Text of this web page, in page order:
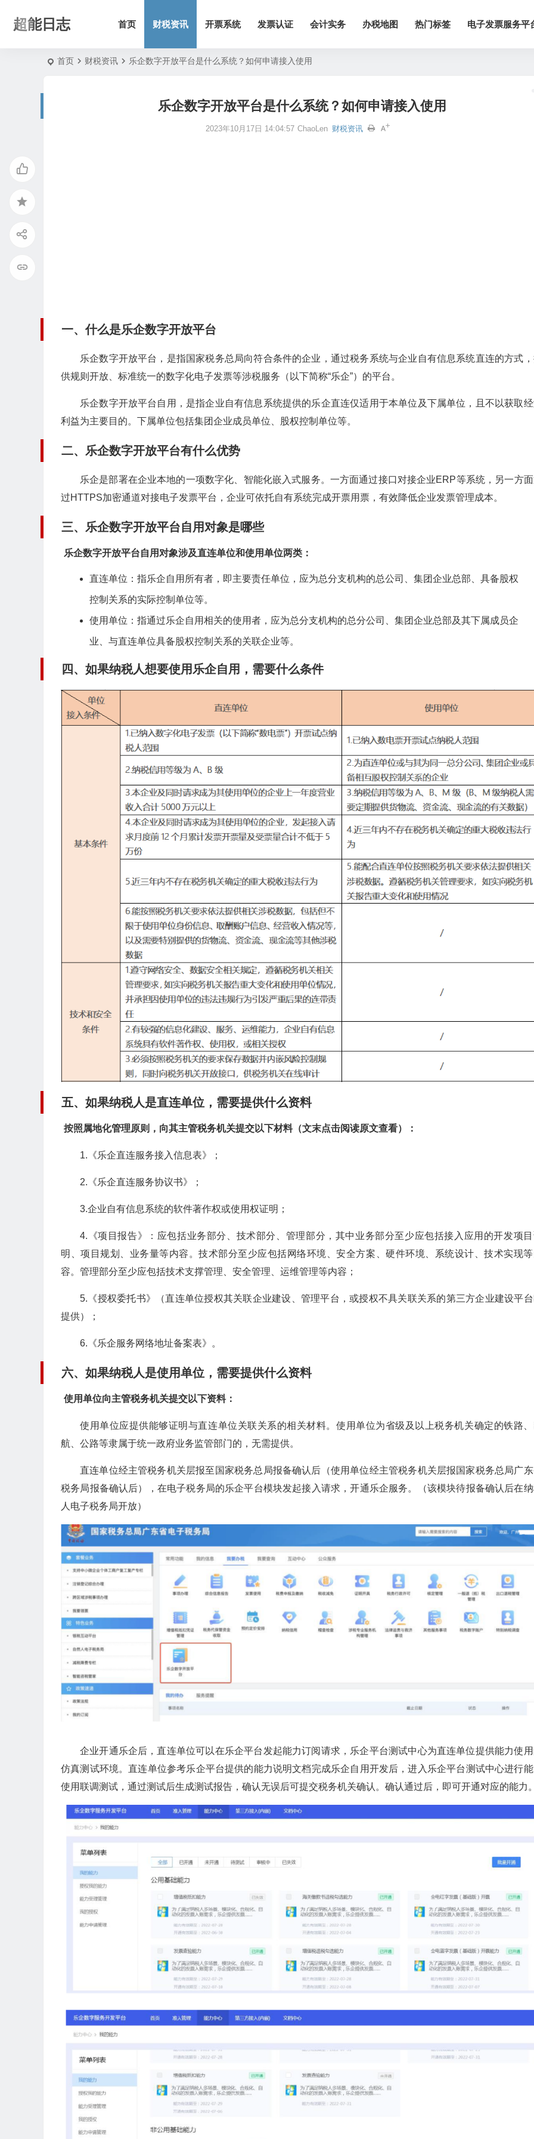
超能日志 首页 财税资讯 开票系统 发票认证 会计实务 办税地图 热门标签 电子发票服务平
首页 财税资讯 乐企数字开放平台是什么系统？如何申请接入使用
乐企数字开放平台是什么系统？如何申请接入使用
2023年10月17日 14:04:57 ChaoLen 财税资讯
一、什么是乐企数字开放平台
乐企数字开放平台，是指国家税务总局向符合条件的企业，通过税务系统与企业自有信息系统直连的方式
供规则开放、标准统一的数字化电子发票等涉税服务（以下简称“乐企”）的平台。
乐企数字开放平台自用，是指企业自有信息系统提供的乐企直连仅适用于本单位及下属单位，且不以获取
利益为主要目的。下属单位包括集团企业成员单位、股权控制单位等。
二、乐企数字开放平台有什么优势
乐企是部署在企业本地的一项数字化、智能化嵌入式服务。一方面通过接口对接企业ERP等系统，另一方面
过HTTPS加密通道对接电子发票平台，企业可依托自有系统完成开票用票，有效降低企业发票管理成本。
三、乐企数字开放平台自用对象是哪些
乐企数字开放平台自用对象涉及直连单位和使用单位两类：
直连单位：指乐企自用所有者，即主要责任单位，应为总分支机构的总公司、集团企业总部、具备股权
控制关系的实际控制单位等。
使用单位：指通过乐企自用相关的使用者，应为总分支机构的总分公司、集团企业总部及其下属成员企
业、与直连单位具备股权控制关系的关联企业等。
四、如果纳税人想要使用乐企自用，需要什么条件
五、如果纳税人是直连单位，需要提供什么资料
按照属地化管理原则，向其主管税务机关提交以下材料（文末点击阅读原文查看）：
1.《乐企直连服务接入信息表》；
2.《乐企直连服务协议书》；
3.企业自有信息系统的软件著作权或使用权证明；
4.《项目报告》：应包括业务部分、技术部分、管理部分，其中业务部分至少应包括接入应用的开发项
明、项目规划、业务量等内容。技术部分至少应包括网络环境、安全方案、硬件环境、系统设计、技术实现
容。管理部分至少应包括技术支撑管理、安全管理、运维管理等内容；
5.《授权委托书》（直连单位授权其关联企业建设、管理平台，或授权不具关联关系的第三方企业建设平
提供）；
6.《乐企服务网络地址备案表》。
六、如果纳税人是使用单位，需要提供什么资料
使用单位向主管税务机关提交以下资料：
使用单位应提供能够证明与直连单位关联关系的相关材料。使用单位为省级及以上税务机关确定的铁路
航、公路等隶属于统一政府业务监管部门的，无需提供。
直连单位经主管税务机关层报至国家税务总局报备确认后（使用单位经主管税务机关层报国家税务总局广
税务局报备确认后），在电子税务局的乐企平台模块发起接入请求，开通乐企服务。（该模块待报备确认后在
人电子税务局开放）
企业开通乐企后，直连单位可以在乐企平台发起能力订阅请求，乐企平台测试中心为直连单位提供能力使
仿真测试环境。直连单位参考乐企平台提供的能力说明文档完成乐企自用开发后，进入乐企平台测试中心进行能
使用联调测试，通过测试后生成测试报告，确认无误后可提交税务机关确认。确认通过后，即可开通对应的能力。